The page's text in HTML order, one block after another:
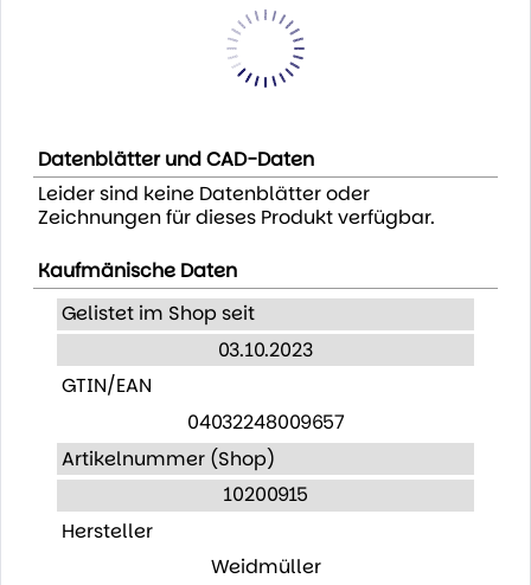
Datenblätter und CAD-Daten
Leider sind keine Datenblätter oder
Zeichnungen für dieses Produkt verfügbar.
Kaufmänische Daten
Gelistet im Shop seit
03.10.2023
GTIN/EAN
04032248009657
Artikelnummer (Shop)
10200915
Hersteller
Weidmüller